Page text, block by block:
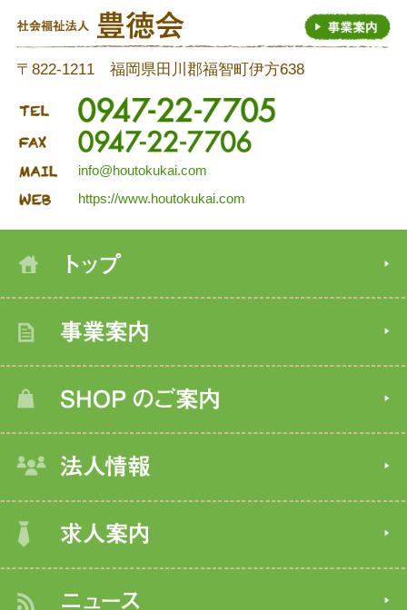
〒822-1211 福岡県田川郡福智町伊方638
info@houtokukai.com
https://www.houtokukai.com